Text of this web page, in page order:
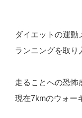
ダイエットの運動
ランニングを取り
走ることへの恐怖
現在7kmのウォー